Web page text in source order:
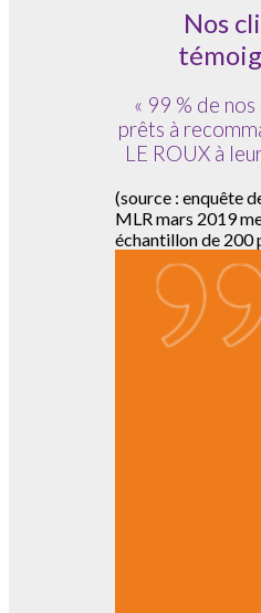
Nos
« 99 % de
prêts à
LE ROUX à
(source : enquête
MLR mars 2019
échantillon de 200